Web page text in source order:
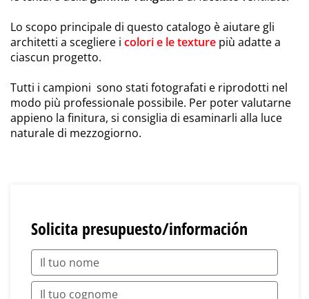
Lo scopo principale di questo catalogo è aiutare gli
architetti a scegliere i colori e le texture più adatte a
ciascun progetto.
Tutti i campioni sono stati fotografati e riprodotti nel
modo più professionale possibile. Per poter valutarne
appieno la finitura, si consiglia di esaminarli alla luce
naturale di mezzogiorno.
Solicita presupuesto/información